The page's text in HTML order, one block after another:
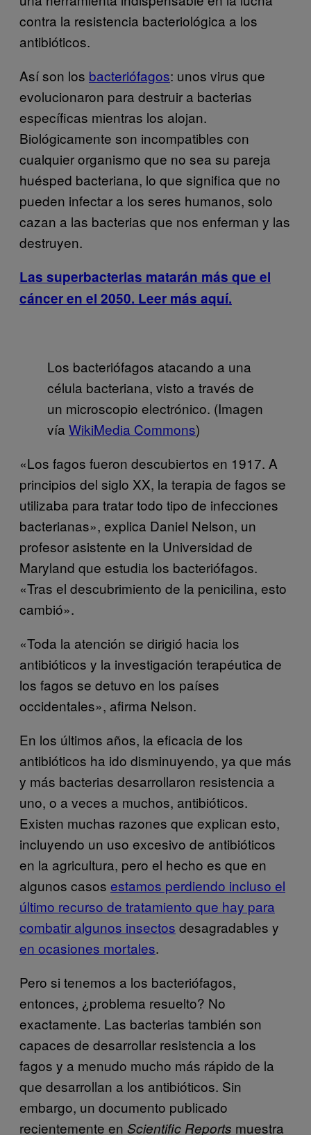
contra la resistencia bacteriológica a los
antibióticos.
Así son los bacteriófagos: unos virus que
evolucionaron para destruir a bacterias
específicas mientras los alojan.
Biológicamente son incompatibles con
cualquier organismo que no sea su pareja
huésped bacteriana, lo que significa que no
pueden infectar a los seres humanos, solo
cazan a las bacterias que nos enferman y las
destruyen.
Las superbacterias matarán más que el
cáncer en el 2050. Leer más aquí.
Los bacteriófagos atacando a una
célula bacteriana, visto a través de
un microscopio electrónico. (Imagen
vía WikiMedia Commons)
«Los fagos fueron descubiertos en 1917. A
principios del siglo XX, la terapia de fagos se
utilizaba para tratar todo tipo de infecciones
bacterianas», explica Daniel Nelson, un
profesor asistente en la Universidad de
Maryland que estudia los bacteriófagos.
«Tras el descubrimiento de la penicilina, esto
cambió».
«Toda la atención se dirigió hacia los
antibióticos y la investigación terapéutica de
los fagos se detuvo en los países
occidentales», afirma Nelson.
En los últimos años, la eficacia de los
antibióticos ha ido disminuyendo, ya que más
y más bacterias desarrollaron resistencia a
uno, o a veces a muchos, antibióticos.
Existen muchas razones que explican esto,
incluyendo un uso excesivo de antibióticos
en la agricultura, pero el hecho es que en
algunos casos estamos perdiendo incluso el
último recurso de tratamiento que hay para
combatir algunos insectos desagradables y
en ocasiones mortales.
Pero si tenemos a los bacteriófagos,
entonces, ¿problema resuelto? No
exactamente. Las bacterias también son
capaces de desarrollar resistencia a los
fagos y a menudo mucho más rápido de la
que desarrollan a los antibióticos. Sin
embargo, un documento publicado
recientemente en Scientific Reports muestra